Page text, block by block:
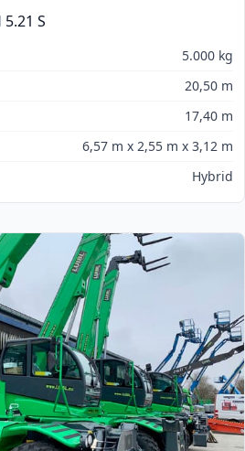
S
5.000 kg
20,50 m
17,40 m
6,57 m x 2,55 m x 3,12 m
Hybrid